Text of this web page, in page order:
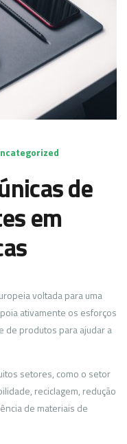
de
em
voltada para uma
ativamente os esforços
de produtos para ajudar a
setores, como o setor
reciclagem, redução
de materiais de